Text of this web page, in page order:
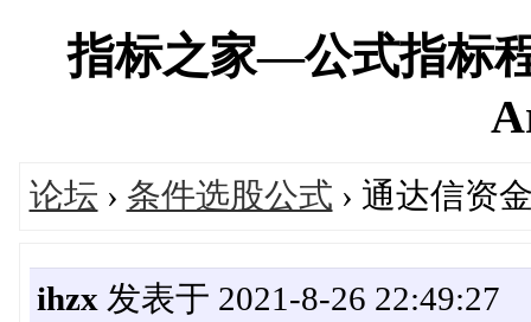
指标之家—公式指标
论坛 › 条件选股公式 › 通达信资
ihzx 发表于 2021-8-26 22:49:27